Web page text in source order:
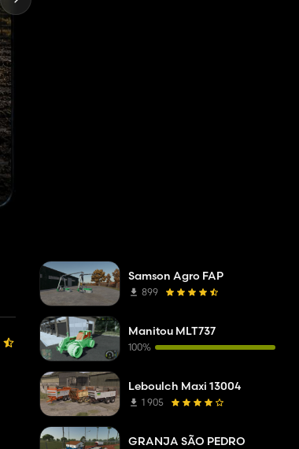
Samson Agro FAP
899
Manitou MLT737
100%
Leboulch Maxi 13004
1 905
GRANJA SÃO PEDRO